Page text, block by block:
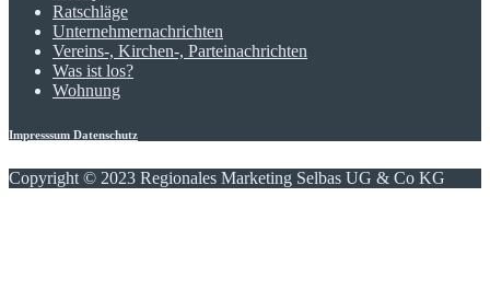
Ratschläge
Unternehmernachrichten
Vereins-, Kirchen-, Parteinachrichten
Was ist los?
Wohnung
Impresssum Datenschutz
Copyright © 2023 Regionales Marketing Selbas UG & Co KG